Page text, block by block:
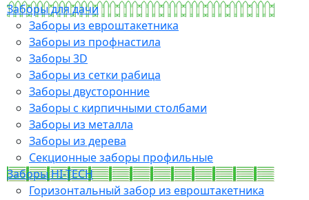
Заборы для дачи
Заборы из евроштакетника
Заборы из профнастила
Заборы 3D
Заборы из сетки рабица
Заборы двусторонние
Заборы с кирпичными столбами
Заборы из металла
Заборы из дерева
Секционные заборы профильные
Заборы HI-TECH
Горизонтальный забор из евроштакетника